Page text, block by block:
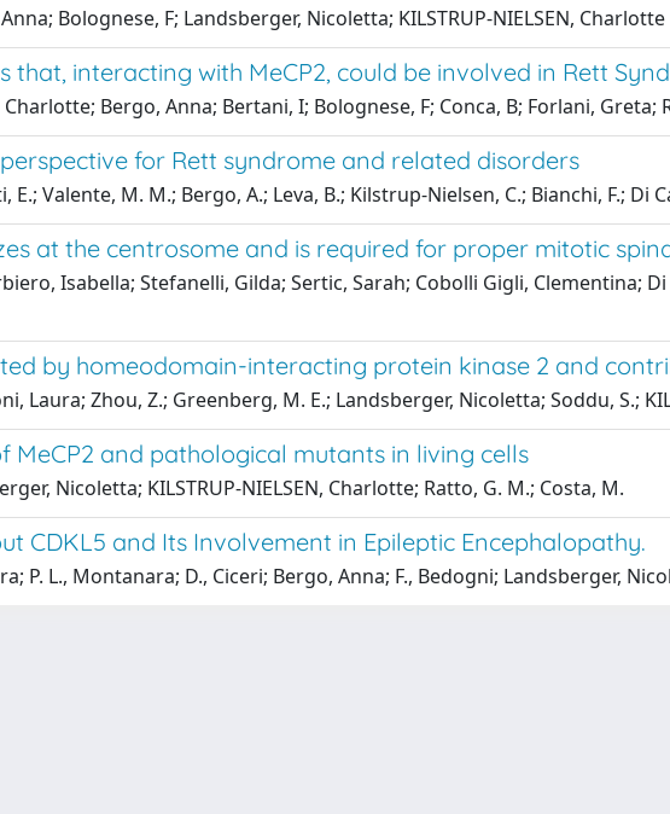
Bolognese, F; Landsberger, Nicoletta; KILSTRUP-NIELSEN, Charlotte
interacting with MeCP2, could be involved in Rett
Bergo, Anna; Bertani, I; Bolognese, F; Conca, B; Forlani, Greta;
for Rett syndrome and related disorders
Valente, M. M.; Bergo, A.; Leva, B.; Kilstrup-Nielsen, C.; Bianchi, F.; Di
at the centrosome and is required for proper mitotic
Isabella; Stefanelli, Gilda; Sertic, Sarah; Cobolli Gigli, Clementina; Di
by homeodomain-interacting protein kinase 2 and
Laura; Zhou, Z.; Greenberg, M. E.; Landsberger, Nicoletta; Soddu, S.;
and pathological mutants in living cells
Nicoletta; KILSTRUP-NIELSEN, Charlotte; Ratto, G. M.; Costa, M.
CDKL5 and Its Involvement in Epileptic Encephalopathy.
P. L., Montanara; D., Ciceri; Bergo, Anna; F., Bedogni; Landsberger,